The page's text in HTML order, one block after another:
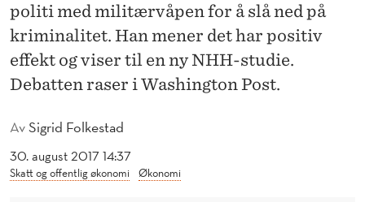
S
K
S
T
O
R
AvSigrid Folkestad
30. august 2017 14:37
Skatt og offentlig økonomi Økonomi
politi med militærvåpen for å slå ned på
kriminalitet. Han mener det har positiv
effekt og viser til en ny NHH-studie.
Debatten raser i Washington Post.